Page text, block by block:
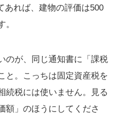
あれば、建物の評価は500
。
のが、同じ通知書に「課税
と。こっちは固定資産税を
続税には使いません。見る
額」のほうにしてくださ